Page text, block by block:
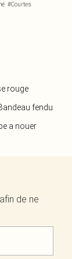
#Courtes
rouge
fendu
a nouer
de ne